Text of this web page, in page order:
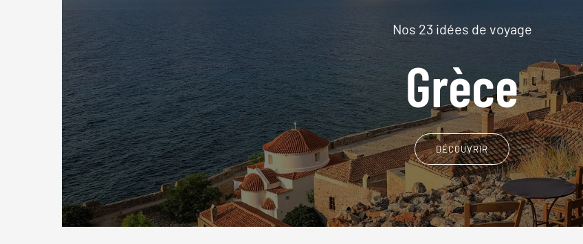
Nos 23 idées de voyage
Grèce
DÉCOUVRIR